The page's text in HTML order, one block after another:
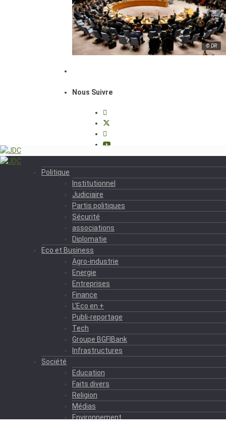
© DR
Nous Suivre
Politique
Institutionnel
Judiciaire
Partis politiques
Sécurité
associations
Diplomatie
Eco et Business
Agro-industrie
Energie
Entreprises
Finance
L’Eco en +
Publi-reportage
Tech
Groupe BGFIBank
Infrastructures
Société
Education
Faits divers
Religion
Médias
Environnement